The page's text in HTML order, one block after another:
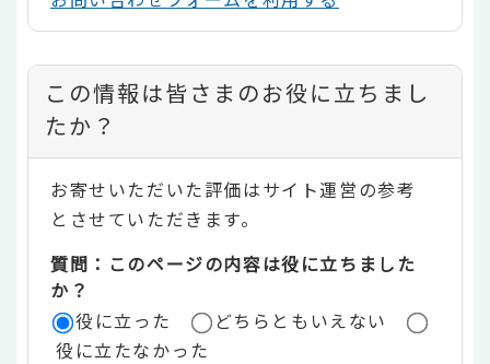
コ
ン
テ
ン
ツ
評
価
この情報は皆さまのお役に立ちまし
たか？
お寄せいただいた評価はサイト運営の参考
とさせていただきます。
質問：このページの内容は役に立ちました
か？
役に立った
どちらともいえない
役に立たなかった